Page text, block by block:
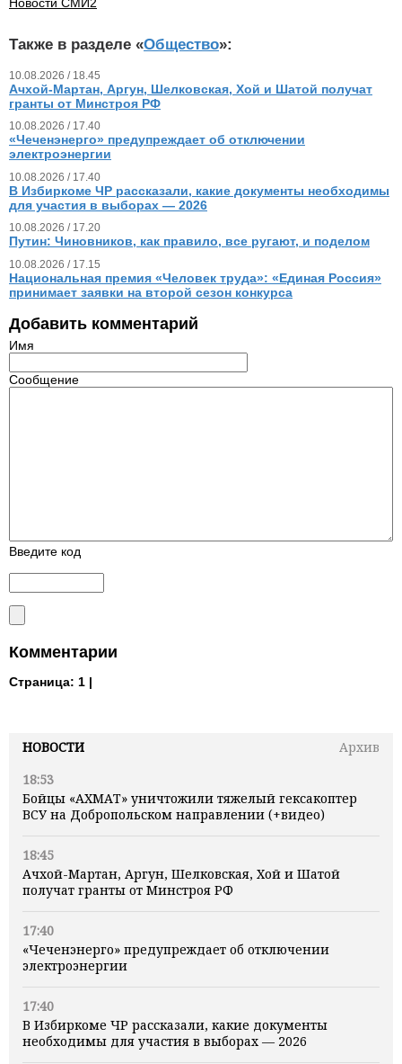
НОВОСТИ
Архив
18:53
Бойцы «АХМАТ» уничтожили тяжелый гексакоптер
ВСУ на Добропольском направлении (+видео)
18:45
Ачхой-Мартан, Аргун, Шелковская, Хой и Шатой
получат гранты от Минстроя РФ
17:40
«Чеченэнерго» предупреждает об отключении
электроэнергии
17:40
В Избиркоме ЧР рассказали, какие документы
необходимы для участия в выборах — 2026
Новости СМИ2
Также в разделе «Общество»:
10.08.2026 / 18.45
Ачхой-Мартан, Аргун, Шелковская, Хой и Шатой получат
гранты от Минстроя РФ
10.08.2026 / 17.40
«Чеченэнерго» предупреждает об отключении
электроэнергии
10.08.2026 / 17.40
В Избиркоме ЧР рассказали, какие документы необходимы
для участия в выборах — 2026
10.08.2026 / 17.20
Путин: Чиновников, как правило, все ругают, и поделом
10.08.2026 / 17.15
Национальная премия «Человек труда»: «Единая Россия»
принимает заявки на второй сезон конкурса
Добавить комментарий
Имя
Сообщение
Введите код
Комментарии
Страница: 1 |